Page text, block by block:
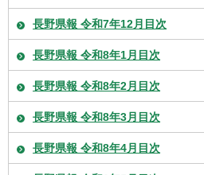
長野県報 令和7年12月目次
長野県報 令和8年1月目次
長野県報 令和8年2月目次
長野県報 令和8年3月目次
長野県報 令和8年4月目次